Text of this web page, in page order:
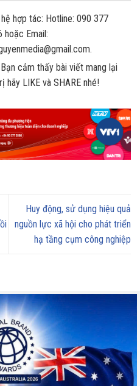
hợp tác: Hotline: 090 377
hoặc Email:
cảm thấy bài viết mang lại
hãy LIKE và SHARE nhé!
Huy động, sử dụng hiệu quả
nguồn lực xã hội cho phát triển
hạ tầng cụm công nghiệp